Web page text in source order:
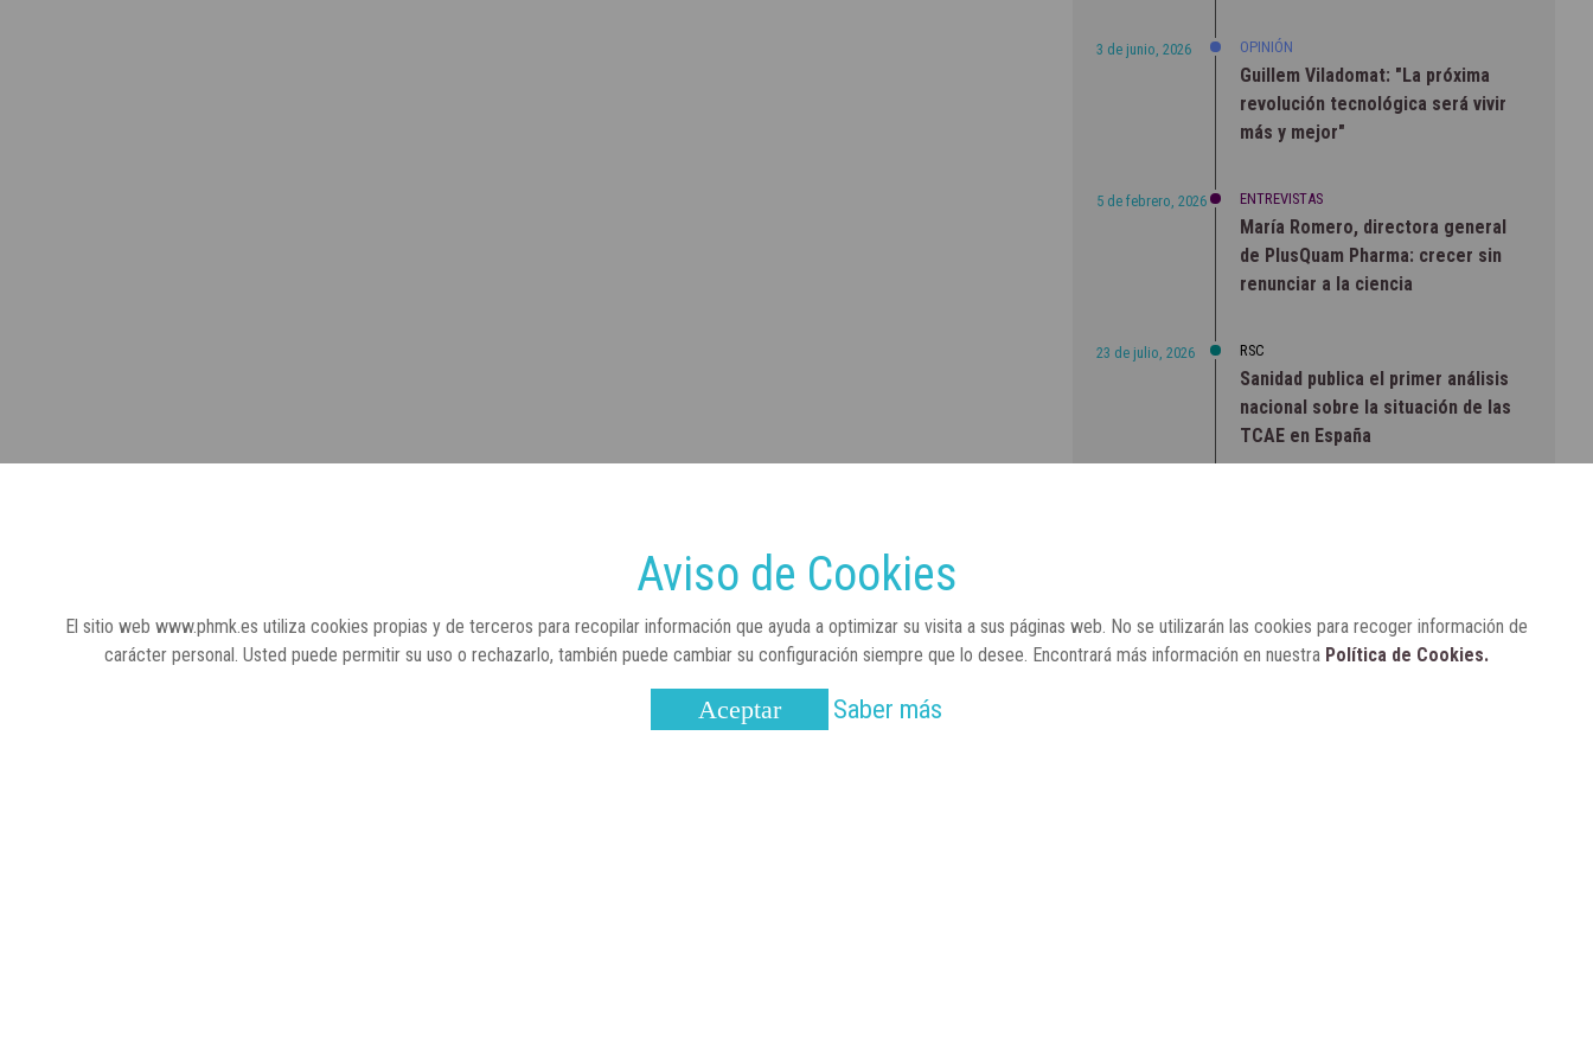
3 de junio, 2026 OPINIÓN
Guillem Viladomat: "La próxima
revolución tecnológica será vivir
más y mejor"
5 de febrero, 2026 ENTREVISTAS
María Romero, directora general
de PlusQuam Pharma: crecer sin
renunciar a la ciencia
23 de julio, 2026 RSC
Sanidad publica el primer análisis
nacional sobre la situación de las
TCAE en España
25 de marzo, 2023 ENTRE BASTIDORES
Real Academia Nacional de
Aviso de Cookies
El sitio web www.phmk.es utiliza cookies propias y de terceros para recopilar información que ayuda a optimizar su visita a sus páginas web. No se utilizarán las cookies para recoger información de
carácter personal. Usted puede permitir su uso o rechazarlo, también puede cambiar su configuración siempre que lo desee. Encontrará más información en nuestra Política de Cookies.
Aceptar Saber más